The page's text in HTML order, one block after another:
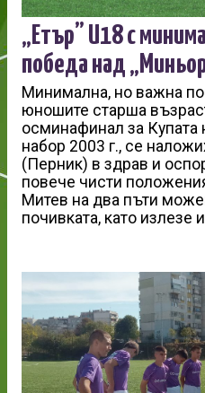
„Етър” U18 с
победа над
Минимална, но важна
юношите старша
осминафинал за Купата
набор 2003 г., се
(Перник) в здрав и
повече чисти
Митев на два пъти
почивката, като излезе